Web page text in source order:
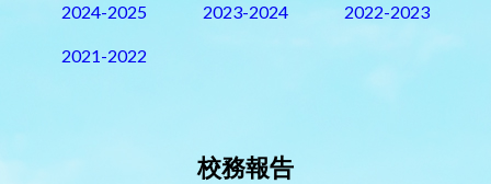
2024-2025 2023-2024 2022-2023
2021-2022
校務報告